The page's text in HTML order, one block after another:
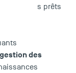
Vous êtes prêts
gestion
?
des